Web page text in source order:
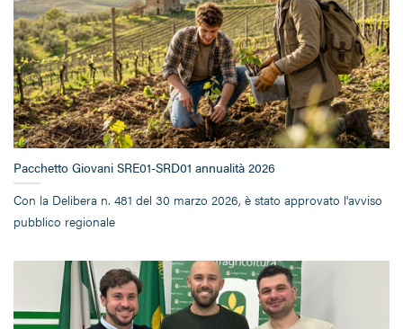
Pacchetto Giovani SRE01-SRD01 annualità 2026
Con la Delibera n. 481 del 30 marzo 2026, è stato approvato l'avviso
pubblico regionale